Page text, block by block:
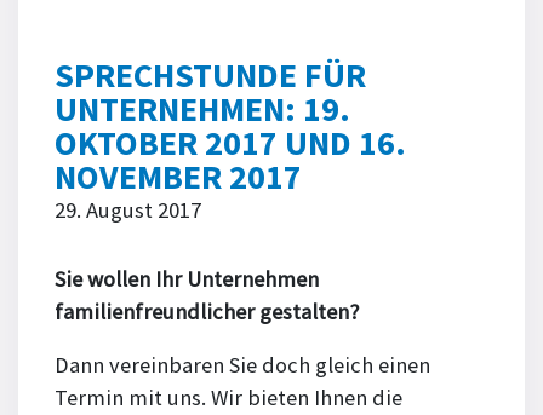
SPRECHSTUNDE FÜR
UNTERNEHMEN: 19.
OKTOBER 2017 UND 16.
NOVEMBER 2017
29. August 2017
Sie wollen Ihr Unternehmen
familienfreundlicher gestalten?
Dann vereinbaren Sie doch gleich einen
Termin mit uns. Wir bieten Ihnen die